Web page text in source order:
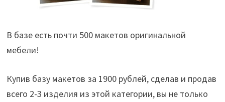
В базе есть почти 500 макетов оригинальной
мебели!
Купив базу макетов за 1900 рублей, сделав и продав
всего 2-3 изделия из этой категории, вы не только